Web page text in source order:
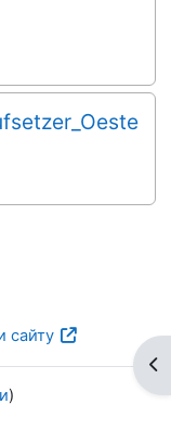
сайту
)